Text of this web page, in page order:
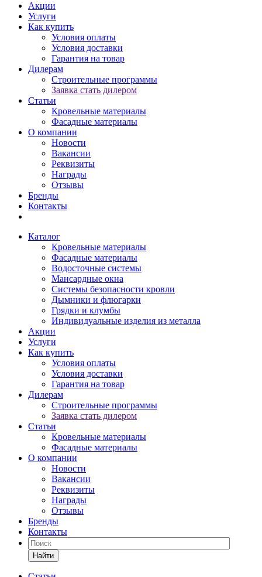
Акции
Услуги
Как купить
Условия оплаты
Условия доставки
Гарантия на товар
Дилерам
Строительные программы
Заявка стать дилером
Статьи
Кровельные материалы
Фасадные материалы
О компании
Новости
Вакансии
Реквизиты
Награды
Отзывы
Бренды
Контакты
Каталог
Кровельные материалы
Фасадные материалы
Водосточные системы
Мансардные окна
Системы безопасности кровли
Дымники и флюгарки
Грядки и клумбы
Индивидуальные изделия из металла
Акции
Услуги
Как купить
Условия оплаты
Условия доставки
Гарантия на товар
Дилерам
Строительные программы
Заявка стать дилером
Статьи
Кровельные материалы
Фасадные материалы
О компании
Новости
Вакансии
Реквизиты
Награды
Отзывы
Бренды
Контакты
Найти